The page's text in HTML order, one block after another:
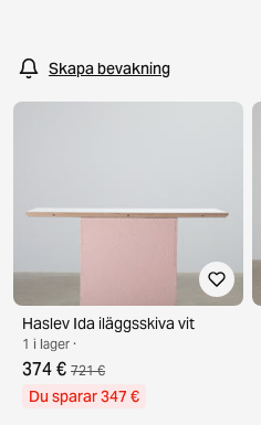
Skapa bevakning
Haslev Ida iläggsskiva vit
1 i lager ·
374 € 721 €
Du sparar 347 €